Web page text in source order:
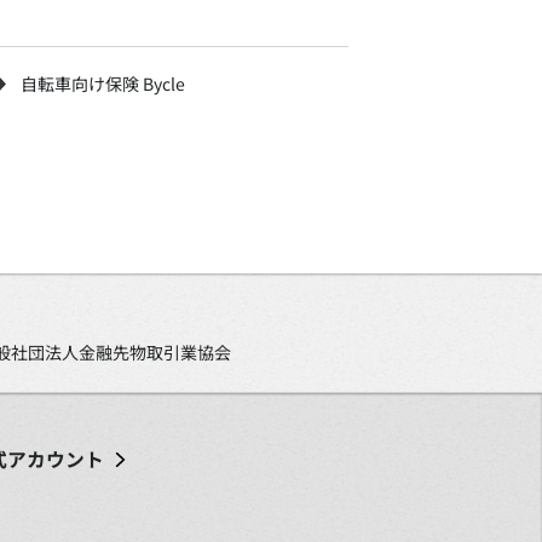
自転車向け保険 Bycle
社団法人金融先物取引業協会
アカウント